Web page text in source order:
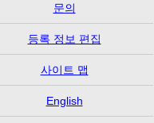
문의
등록 정보 편집
사이트 맵
English